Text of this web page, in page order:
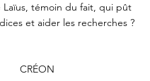
Laïus, témoin du fait, qui pût
et aider les recherches ?
CRÉON